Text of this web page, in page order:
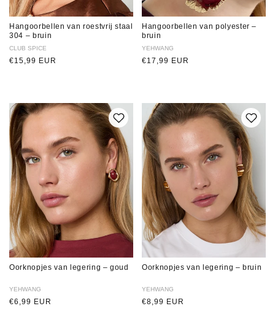
Hangoorbellen van roestvrij staal
304 – bruin
Verkoper:
CLUB SPICE
Normale
€15,99 EUR
Hangoorbellen van polyester –
bruin
Verkoper:
YEHWANG
Normale
€17,99 EUR
Oorknopjes van legering – goud
Verkoper:
YEHWANG
Normale
€6,99 EUR
Oorknopjes van legering – bruin
Verkoper:
YEHWANG
Normale
€8,99 EUR